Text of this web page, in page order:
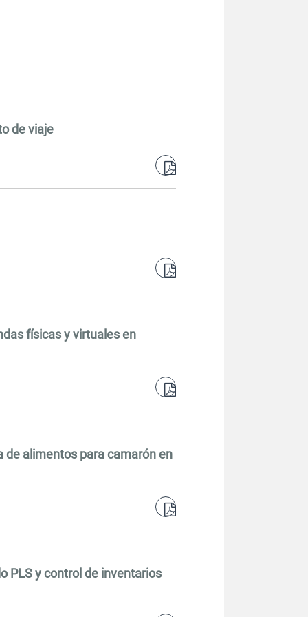
de viaje
físicas y virtuales en
de alimentos para camarón en
PLS y control de inventarios